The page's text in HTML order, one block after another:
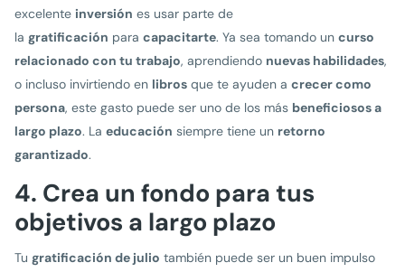
excelente inversión es usar parte de
la gratificación para capacitarte. Ya sea tomando un curso
relacionado con tu trabajo, aprendiendo nuevas habilidades,
o incluso invirtiendo en libros que te ayuden a crecer como
persona, este gasto puede ser uno de los más beneficiosos a
largo plazo. La educación siempre tiene un retorno
garantizado.
4. Crea un fondo para tus
objetivos a largo plazo
Tu gratificación de julio también puede ser un buen impulso